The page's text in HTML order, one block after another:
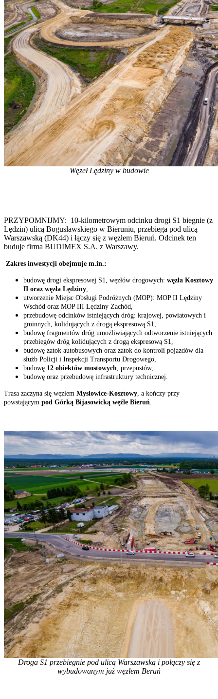
Węzeł Lędziny w budowie
PRZYPOMNIJMY: 10-kilometrowym odcinku drogi S1 biegnie (z
Lędzin) ulicą Bogusławskiego w Bieruniu, przebiega pod ulicą
Warszawską (DK44) i łączy się z węzłem Bieruń. Odcinek ten
buduje firma BUDIMEX S.A. z Warszawy.
Zakres inwestycji obejmuje m.in.:
budowę drogi ekspresowej S1, węzłów drogowych: węzła Kosztowy
II oraz węzła Lędziny
utworzenie Miejsc Obsługi Podróżnych (MOP): MOP II Lędziny
Wschód oraz MOP III Lędziny Zachód,
przebudowę odcinków istniejących dróg: krajowej, powiatowych i
gminnych, kolidujących z drogą ekspresową S1,
budowę fragmentów dróg umożliwiających odtworzenie istniejących
przebiegów dróg kolidujących z drogą ekspresową S1,
budowę zatok autobusowych oraz zatok do kontroli pojazdów dla
służb Policji i Inspekcji Transportu Drogowego,
budowę 12 obiektów mostowych , przepustów,
budowę oraz przebudowę infrastruktury technicznej.
Trasa zaczyna się węzłem Mysłowice-Kosztowy , a kończy przy
powstającym pod Górką Bijasowicką węźle Bieruń
Droga S1 przebiegnie pod ulicą Warszawską i połączy się z
wybudowanym już węzłem Beruń